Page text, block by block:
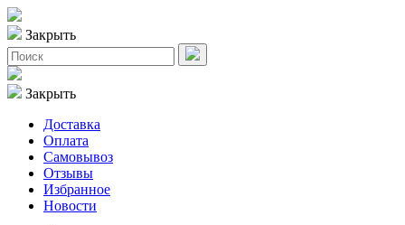
Закрыть
Закрыть
Доставка
Оплата
Самовывоз
Отзывы
Избранное
Новости